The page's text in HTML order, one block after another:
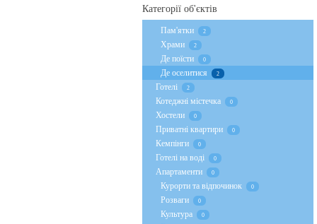
Категорії об'єктів
Пам'ятки 2
Храми 2
Де поїсти 0
Де оселитися 2
Готелі 2
Котеджні містечка 0
Хостели 0
Приватні квартири 0
Кемпінги 0
Готелі на воді 0
Апартаменти 0
Курорти та відпочинок 0
Розваги 0
Культура 0